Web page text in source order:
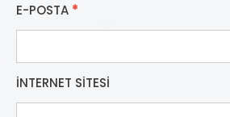
E-POSTA *
İNTERNET SITESI